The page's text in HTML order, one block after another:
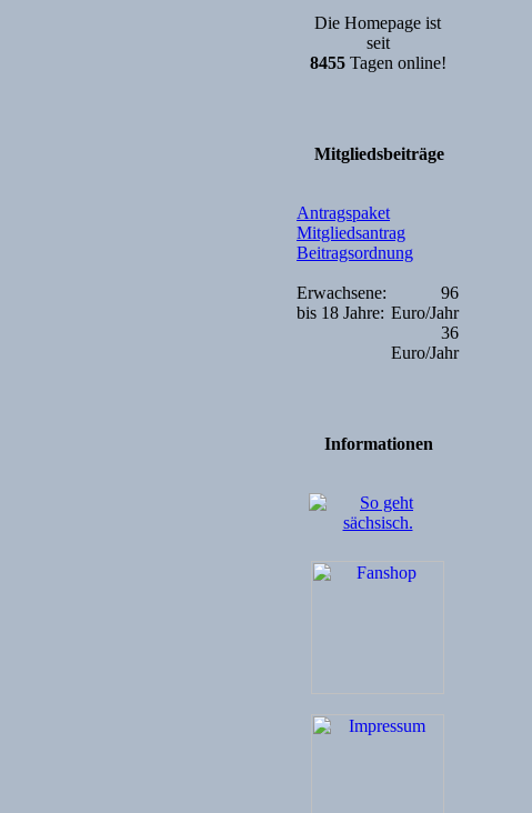
Die Homepage ist
seit
8455Tagen online!
Mitgliedsbeiträge
Antragspaket
Mitgliedsantrag
Beitragsordnung
Erwachsene:
bis 18 Jahre:
96
Euro/Jahr
36
Euro/Jahr
Informationen